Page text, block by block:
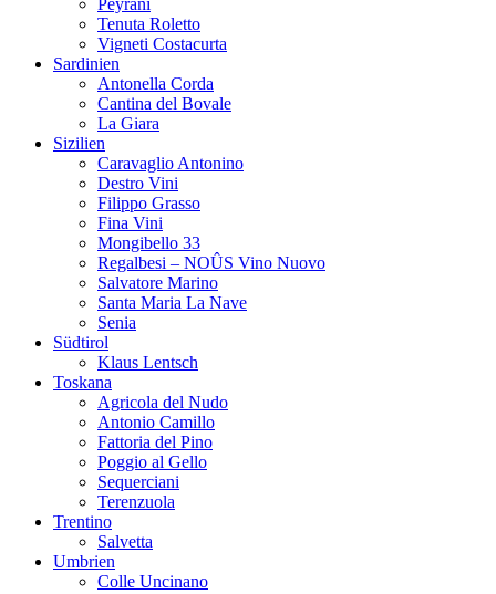
Osvaldo Barberis
Peyrani
Tenuta Roletto
Vigneti Costacurta
Sardinien
Antonella Corda
Cantina del Bovale
La Giara
Sizilien
Caravaglio Antonino
Destro Vini
Filippo Grasso
Fina Vini
Mongibello 33
Regalbesi – NOÛS Vino Nuovo
Salvatore Marino
Santa Maria La Nave
Senia
Südtirol
Klaus Lentsch
Toskana
Agricola del Nudo
Antonio Camillo
Fattoria del Pino
Poggio al Gello
Sequerciani
Terenzuola
Trentino
Salvetta
Umbrien